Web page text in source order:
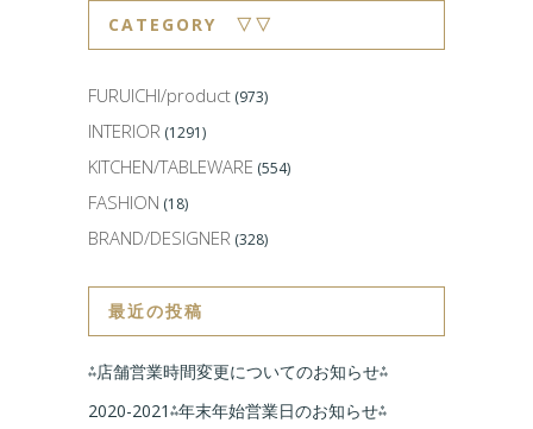
CATEGORY ▽▽
FURUICHI/product (973)
INTERIOR (1291)
KITCHEN/TABLEWARE (554)
FASHION (18)
BRAND/DESIGNER (328)
最近の投稿
⁂店舗営業時間変更についてのお知らせ⁂
2020-2021⁂年末年始営業日のお知らせ⁂